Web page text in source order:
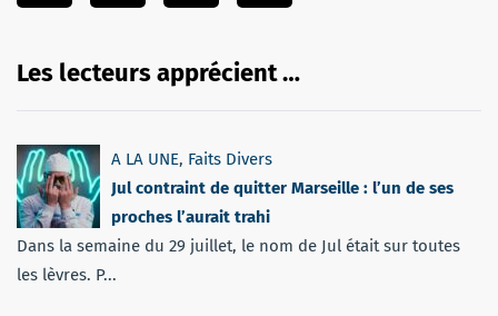
Les lecteurs apprécient …
A LA UNE, Faits Divers
Jul contraint de quitter Marseille : l’un de ses
proches l’aurait trahi
Dans la semaine du 29 juillet, le nom de Jul était sur toutes
les lèvres. P...